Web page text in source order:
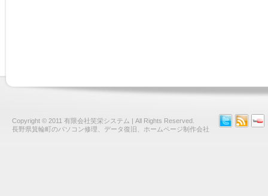
Copyright © 2011 有限会社笑栄システム | All Rights Reserved.
長野県箕輪町のパソコン修理、データ復旧、ホームページ制作会社